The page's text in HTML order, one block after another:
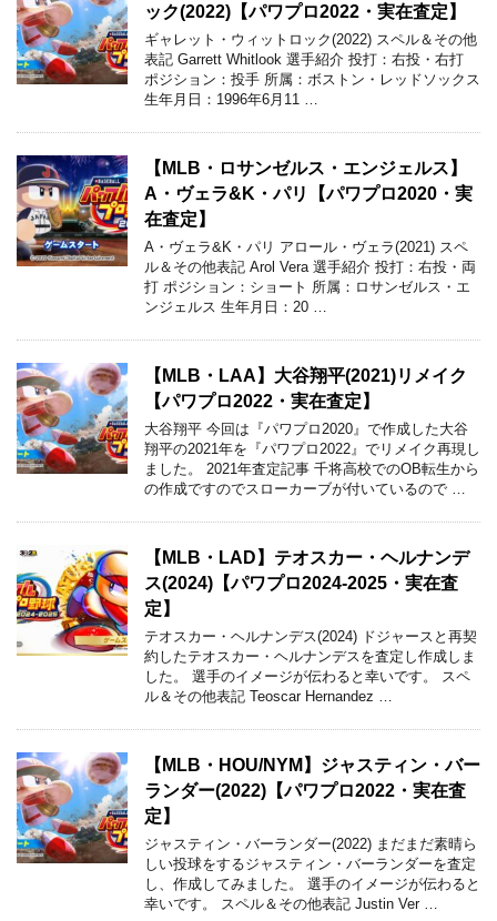
ック(2022)【パワプロ2022・実在査定】
ギャレット・ウィットロック(2022) スペル＆その他
表記 Garrett Whitlook 選手紹介 投打：右投・右打
ポジション：投手 所属：ボストン・レッドソックス
生年月日：1996年6月11 …
【MLB・ロサンゼルス・エンジェルス】
A・ヴェラ&K・パリ【パワプロ2020・実
在査定】
A・ヴェラ&K・パリ アロール・ヴェラ(2021) スペ
ル＆その他表記 Arol Vera 選手紹介 投打：右投・両
打 ポジション：ショート 所属：ロサンゼルス・エ
ンジェルス 生年月日：20 …
【MLB・LAA】大谷翔平(2021)リメイク
【パワプロ2022・実在査定】
大谷翔平 今回は『パワプロ2020』で作成した大谷
翔平の2021年を『パワプロ2022』でリメイク再現し
ました。 2021年査定記事 千将高校でのOB転生から
の作成ですのでスローカーブが付いているので …
【MLB・LAD】テオスカー・ヘルナンデ
ス(2024)【パワプロ2024-2025・実在査
定】
テオスカー・ヘルナンデス(2024) ドジャースと再契
約したテオスカー・ヘルナンデスを査定し作成しま
した。 選手のイメージが伝わると幸いです。 スペ
ル＆その他表記 Teoscar Hernandez …
【MLB・HOU/NYM】ジャスティン・バー
ランダー(2022)【パワプロ2022・実在査
定】
ジャスティン・バーランダー(2022) まだまだ素晴ら
しい投球をするジャスティン・バーランダーを査定
し、作成してみました。 選手のイメージが伝わると
幸いです。 スペル＆その他表記 Justin Ver …